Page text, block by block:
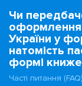
Чи
оформлення
України у
натомість
формі
Часті питання (FAQ)